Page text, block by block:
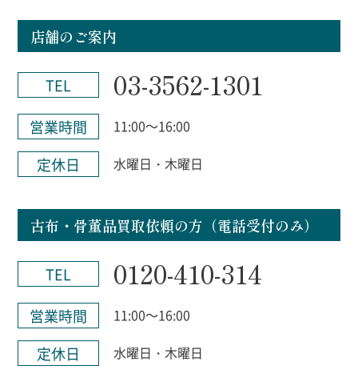
店舗のご案内
TEL 03-3562-1301
営業時間 11:00～16:00
定休日 水曜日・木曜日
古布・骨董品買取依頼の方（電話受付のみ）
TEL 0120-410-314
営業時間 11:00～16:00
定休日 水曜日・木曜日